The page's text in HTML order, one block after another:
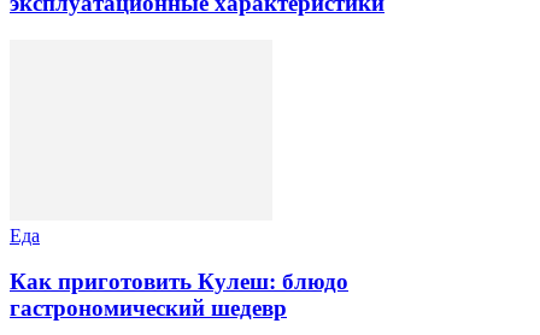
Еда
Как приготовить Кулеш: блюдо
гастрономический шедевр